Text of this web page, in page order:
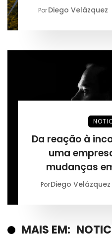
PorDiego Velázquez
Da reação à
uma
mudanças
permanente,
PorDiego Velázquez
MAIS EM: